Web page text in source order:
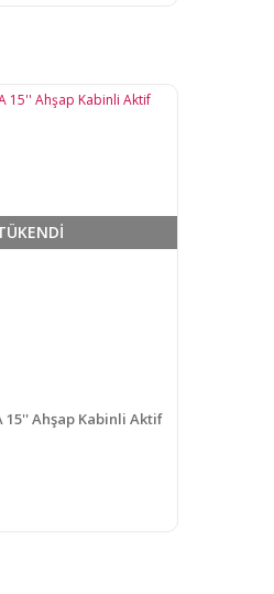
15'' Ahşap Kabinli Aktif